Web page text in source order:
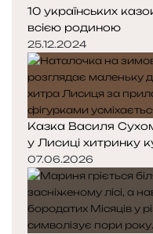
10 українських
всією родиною
25.12.2024
Казка Василя
у Лисиці хитринку
07.06.2026